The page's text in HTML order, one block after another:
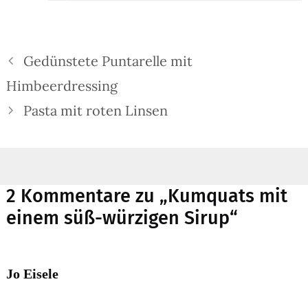
Gedünstete Puntarelle mit
Himbeerdressing
Pasta mit roten Linsen
2 Kommentare zu „Kumquats mit
einem süß-würzigen Sirup“
Jo Eisele